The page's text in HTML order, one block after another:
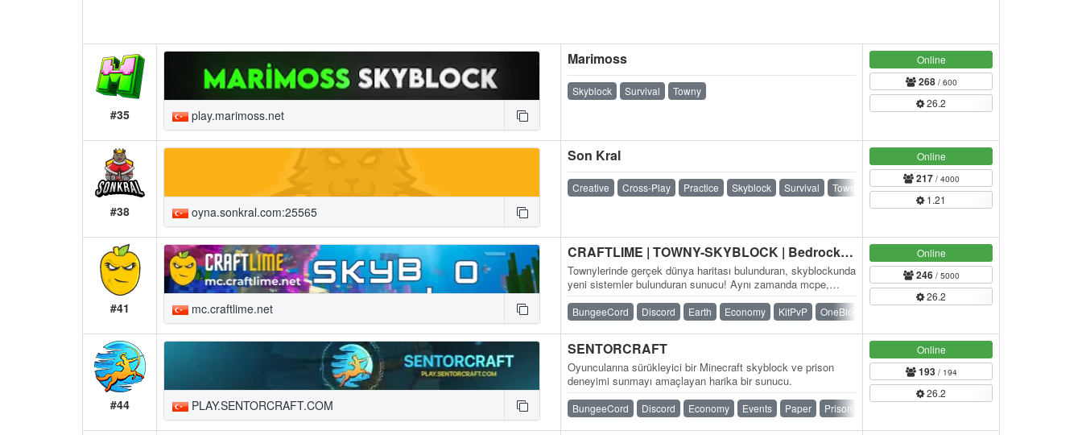
#35 play.marimoss.net
Marimoss
Skyblock Survival Towny
Online
268/ 600
26.2
#38 oyna.sonkral.com:25565
Son Kral
Creative Cross-Play Practice Skyblock Survival Towny
Online
217/ 4000
1.21
#41 mc.craftlime.net
CRAFTLIME | TOWNY-SKYBLOCK | Bedrock & Java
Townylerinde gerçek dünya haritası bulunduran, skyblockunda
yeni sistemler bulunduran sunucu! Aynı zamanda mcpe,
bedrock ve java ile…
BungeeCord Discord Earth Economy KitPvP OneBlock
Online
246/ 5000
26.2
#44 PLAY.SENTORCRAFT.COM
SENTORCRAFT
Oyuncularına sürükleyici bir Minecraft skyblock ve prison
deneyimi sunmayı amaçlayan harika bir sunucu.
BungeeCord Discord Economy Events Paper Prison
Online
193/ 194
26.2